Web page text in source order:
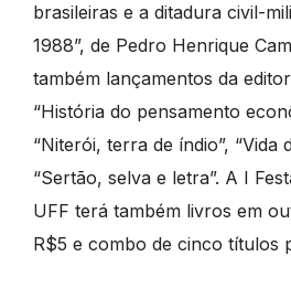
brasileiras e a ditadura civil-
1988”, de Pedro Henrique
também lançamentos da
“História do pensamento
“Niterói, terra de índio”, “Vida
“Sertão, selva e letra”. A I
UFF terá também livros em
R$5 e combo de cinco títulos